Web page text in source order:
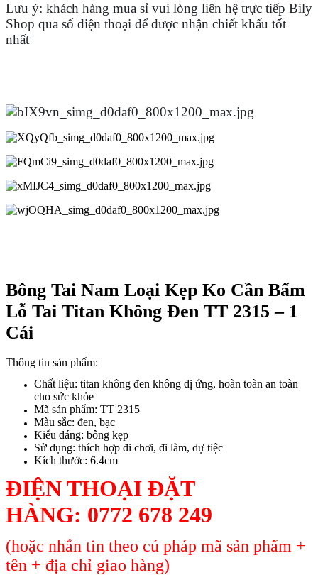
Lưu ý: khách hàng mua sỉ vui lòng liên hệ trực tiếp Bily
Shop qua số điện thoại để được nhận chiết khấu tốt
nhất
Bông Tai Nam Loại Kẹp Ko Cần Bấm
Lỗ Tai Titan Không Đen TT 2315 – 1
Cái
Thông tin sản phẩm:
Chất liệu: titan không đen không dị ứng, hoàn toàn an toàn
cho sức khỏe
Mã sản phẩm: TT 2315
Màu sắc: đen, bạc
Kiểu dáng: bông kẹp
Sử dụng: thích hợp đi chơi, đi làm, dự tiệc
Kích thước: 6.4cm
ĐIỆN THOẠI ĐẶT
HÀNG: 0772 678 249
(hoặc nhắn tin theo cú pháp mã sản phẩm +
tên + địa chỉ giao hàng)